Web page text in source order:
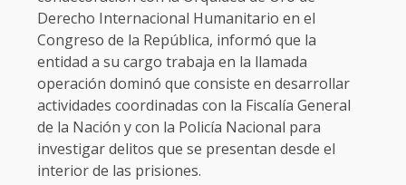
Derecho Internacional Humanitario en el
Congreso de la República, informó que la
entidad a su cargo trabaja en la llamada
operación dominó que consiste en desarrollar
actividades coordinadas con la Fiscalía General
de la Nación y con la Policía Nacional para
investigar delitos que se presentan desde el
interior de las prisiones.